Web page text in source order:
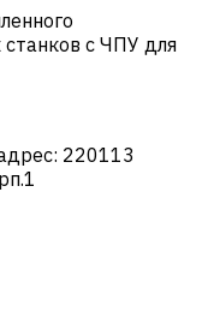
с ЧПУ для
220113